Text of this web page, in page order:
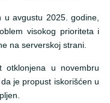
u avgustu 2025. godine,
visokog prioriteta i
na serverskoj strani.
otklonjena u novembru
je propust iskorišćen u